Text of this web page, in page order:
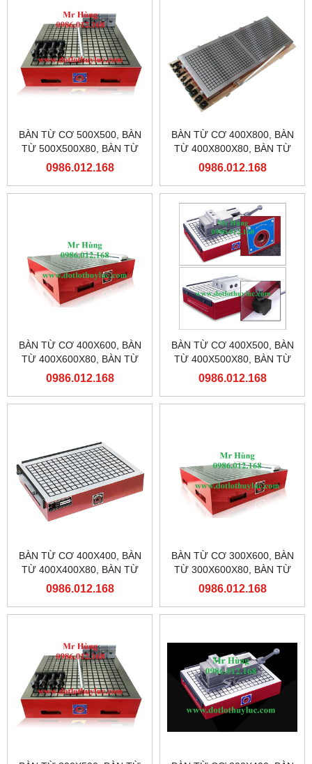
BÀN TỪ CƠ 500X500, BÀN
TỪ 500X500X80, BÀN TỪ
MÁY PHAY
0986.012.168
BÀN TỪ CƠ 400X800, BÀN
TỪ 400X800X80, BÀN TỪ
MÁY PHAY
0986.012.168
BÀN TỪ CƠ 400X600, BÀN
TỪ 400X600X80, BÀN TỪ
MÁY PHAY
0986.012.168
BÀN TỪ CƠ 400X500, BÀN
TỪ 400X500X80, BÀN TỪ
MÁY PHAY
0986.012.168
BÀN TỪ CƠ 400X400, BÀN
TỪ 400X400X80, BÀN TỪ
MÁY PHAY
0986.012.168
BÀN TỪ CƠ 300X600, BÀN
TỪ 300X600X80, BÀN TỪ
MÁY PHAY
0986.012.168